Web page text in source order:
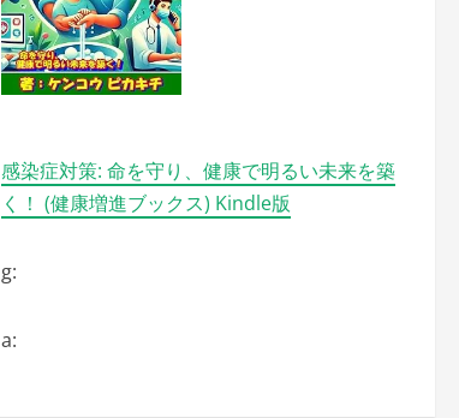
感染症対策: 命を守り、健康で明るい未来を築
く！ (健康増進ブックス) Kindle版
g:
a: